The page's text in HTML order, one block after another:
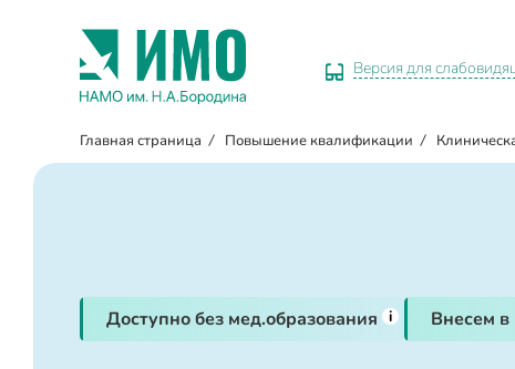
Версия для
Главная страница / Повышение квалификации /
Доступно без мед.образования i Внесем